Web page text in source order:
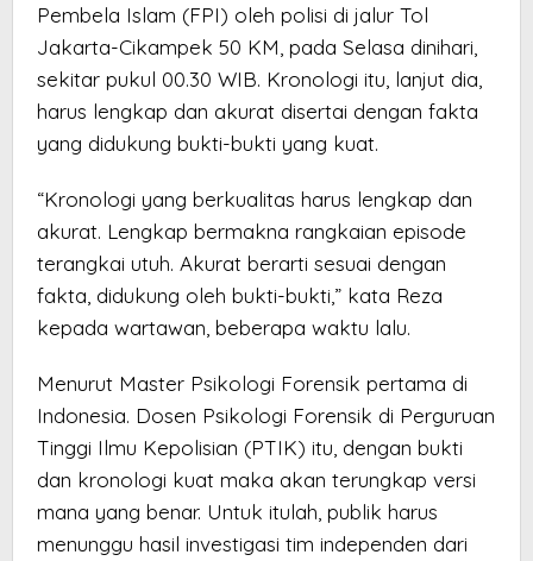
Pembela Islam (FPI) oleh polisi di jalur Tol
Jakarta-Cikampek 50 KM, pada Selasa dinihari,
sekitar pukul 00.30 WIB. Kronologi itu, lanjut dia,
harus lengkap dan akurat disertai dengan fakta
yang didukung bukti-bukti yang kuat.
“Kronologi yang berkualitas harus lengkap dan
akurat. Lengkap bermakna rangkaian episode
terangkai utuh. Akurat berarti sesuai dengan
fakta, didukung oleh bukti-bukti,” kata Reza
kepada wartawan, beberapa waktu lalu.
Menurut Master Psikologi Forensik pertama di
Indonesia. Dosen Psikologi Forensik di Perguruan
Tinggi Ilmu Kepolisian (PTIK) itu, dengan bukti
dan kronologi kuat maka akan terungkap versi
mana yang benar. Untuk itulah, publik harus
menunggu hasil investigasi tim independen dari